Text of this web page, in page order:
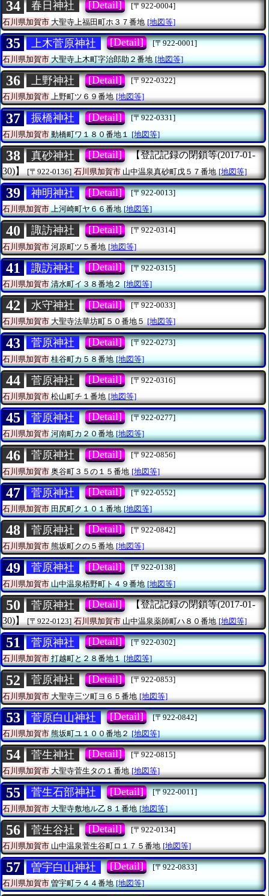
34 春日神社 [Detail]
[〒922-0004]
石川県加賀市 大聖寺上福田町ホ３７番地 [地図等]
35 上木菅原神社 [Detail]
[〒922-0001]
石川県加賀市大聖寺上木町字治郎助２番地 [地図等]
36 上野神社 [Detail]
[〒922-0322]
石川県加賀市上野町ツ６９番地 [地図等]
37 振橋神社 [Detail]
[〒922-0331]
石川県加賀市動橋町ワ１８０番地１ [地図等]
38 真砂神社 [Detail]
【登記記録の閉鎖等(2017-01-
30)】
[〒922-0136] 石川県加賀市山中温泉真砂町戊５７番地 [地図等]
39 神明神社 [Detail]
[〒922-0013]
石川県加賀市上河崎町ヤ６６番地 [地図等]
40 諏訪神社 [Detail]
[〒922-0314]
石川県加賀市 河原町ツ５番地 [地図等]
41 諏訪神社 [Detail]
[〒922-0315]
石川県加賀市清水町イ３８番地２ [地図等]
42 水守神社 [Detail]
[〒922-0033]
石川県加賀市大聖寺法華坊町５０番地５ [地図等]
43 菅原神社 [Detail]
[〒922-0273]
石川県加賀市桂谷町カ５８番地 [地図等]
44 菅原神社 [Detail]
[〒922-0316]
石川県加賀市松山町チ１番地 [地図等]
45 菅原神社 [Detail]
[〒922-0277]
石川県加賀市河南町カ２０番地 [地図等]
46 菅原神社 [Detail]
[〒922-0856]
石川県加賀市 奥谷町３５の１５番地 [地図等]
47 菅原神社 [Detail]
[〒922-0552]
石川県加賀市田尻町ク１０１番地 [地図等]
48 菅原神社 [Detail]
[〒922-0842]
石川県加賀市熊坂町クの５番地 [地図等]
49 菅原神社 [Detail]
[〒922-0138]
石川県加賀市山中温泉栢野町ト４９番地 [地図等]
50 菅原神社 [Detail]
【登記記録の閉鎖等(2017-01-
30)】
[〒922-0123] 石川県加賀市山中温泉薬師町ハ８０番地 [地図等]
51 菅原神社 [Detail]
[〒922-0302]
石川県加賀市打越町と２８番地１ [地図等]
52 菅原神社 [Detail]
[〒922-0853]
石川県加賀市 大聖寺三ツ町ヨ６５番地 [地図等]
53 菅原白山神社 [Detail]
[〒922-0842]
石川県加賀市熊坂町ユ１００番地２ [地図等]
54 菅生神社 [Detail]
[〒922-0815]
石川県加賀市大聖寺菅生タの１番地 [地図等]
55 菅生石部神社 [Detail]
[〒922-0011]
石川県加賀市大聖寺敷地ル乙８１番地 [地図等]
56 菅生谷社 [Detail]
[〒922-0134]
石川県加賀市山中温泉菅生谷町ロ１７５番地 [地図等]
57 曽宇白山神社 [Detail]
[〒922-0833]
石川県加賀市曽宇町ラ４４番地 [地図等]